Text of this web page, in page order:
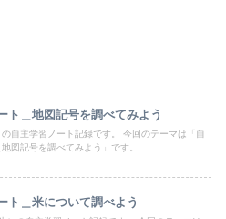
ト＿地図記号を調べてみよう
の自主学習ノート記録です。 今回のテーマは「自
図記号を調べてみよう」です。
ト＿米について調べよう